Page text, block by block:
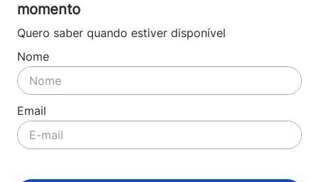
momento
Quero saber quando estiver disponível